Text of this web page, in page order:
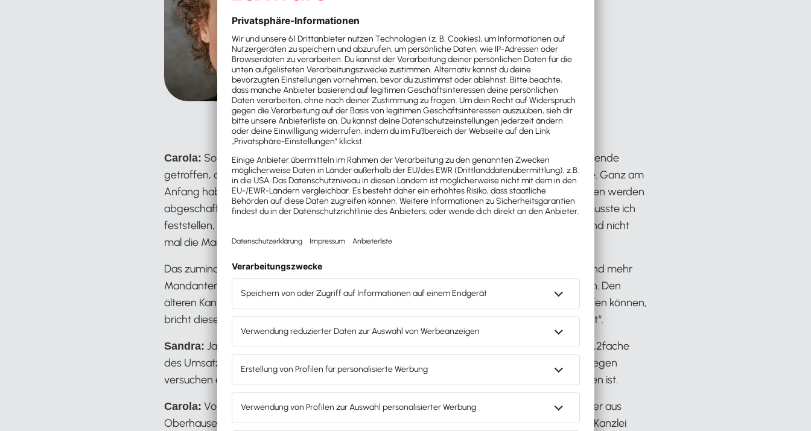
Sandra Rohloff
2004 Geprüfte Bilanzbuchhalterin (IHK)
2012 Steuerberaterin
2019 Digitale Kanzlei, u.a. mit Lexware Office
https://steuer-rohloff.de
Carola: So hätte ich mir das auch vorgestellt, aber dann habe ich eben diverse Steuerberatende
getroffen, die nicht so begeistert waren wie ich alsDigital Native Mandantinund Zielgruppe. Ganz am
Anfang habe ich nämlich gedacht „oh wie super, all die langweiligen Wiederholungstätigkeiten werden
abgeschafft und diese Menschen können jetzt spannendere Sachen machen!“ und dann musste ich
feststellen, die Kanzleien machen ja sehr gutes Geld mit vielen dieser Routinetätigkeiten – und nicht
mal die Mandanten wollten alle auf den Trend einsteigen, der ja längst angekommen ist.
Das zumindest hat sich nach meinem Empfinden schon sehr geändert, jetzt gibt es mehr und mehr
Mandanten und Mandantinnen, die sich nur noch eine digitale Abwicklung vorstellen können. Den
älteren Kanzlei-Betreibern, die vielleicht noch gedacht haben, dass sie ihre Kanzleien verkaufen können,
bricht diese Möglichkeit jetzt weg, denn die Mandanten sind ja in der Regel nicht „digitalisiert“.
Sandra: Ja, das hat sich inzwischen erledigt. Früher konnte man seine Kanzlei noch für das 1,2fache
des Umsatzes verkaufen, das ist inzwischen auf 0,8 runter, wenn überhaupt. Viele ältere Kollegen
versuchen es gar nicht mehr, die machen einfach nur noch zu, wenn der Moment gekommen ist.
Carola: Vor ein paar Wochen haben wir mitChristian Déakgesprochen, einem Steuerberater aus
Oberhausen – er hat gesagt, dass er es sehr bereut hat, vor wenigen Jahren noch eine alte Kanzlei